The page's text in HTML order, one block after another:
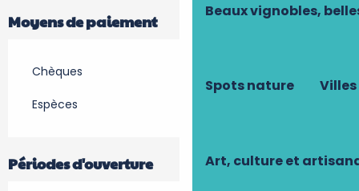
Beaux vignobles,
Spots nature
Art, culture et
Moyens de paiement
Chèques
Espèces
Périodes d'ouverture